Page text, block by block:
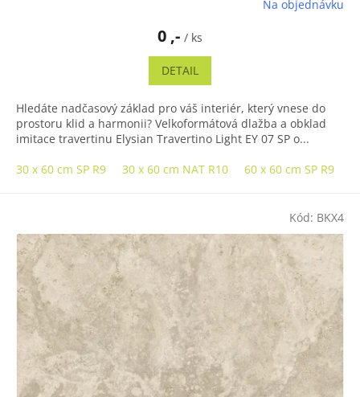
Na objednávku
0 ,- / ks
DETAIL
Hledáte nadčasový základ pro váš interiér, který vnese do
prostoru klid a harmonii? Velkoformátová dlažba a obklad
imitace travertinu Elysian Travertino Light EY 07 SP o...
30 x 60 cm SP R9
30 x 60 cm NAT R10 60 x 60 cm SP R9
Kód: BKX4